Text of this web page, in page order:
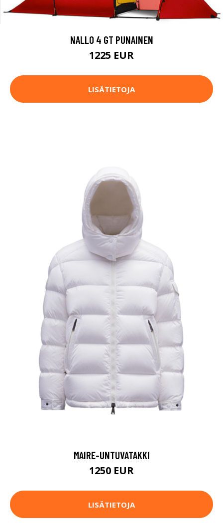
NALLO 4 GT PUNAINEN
1225 EUR
LISÄTIETOJA
MAIRE-UNTUVATAKKI
1250 EUR
LISÄTIETOJA